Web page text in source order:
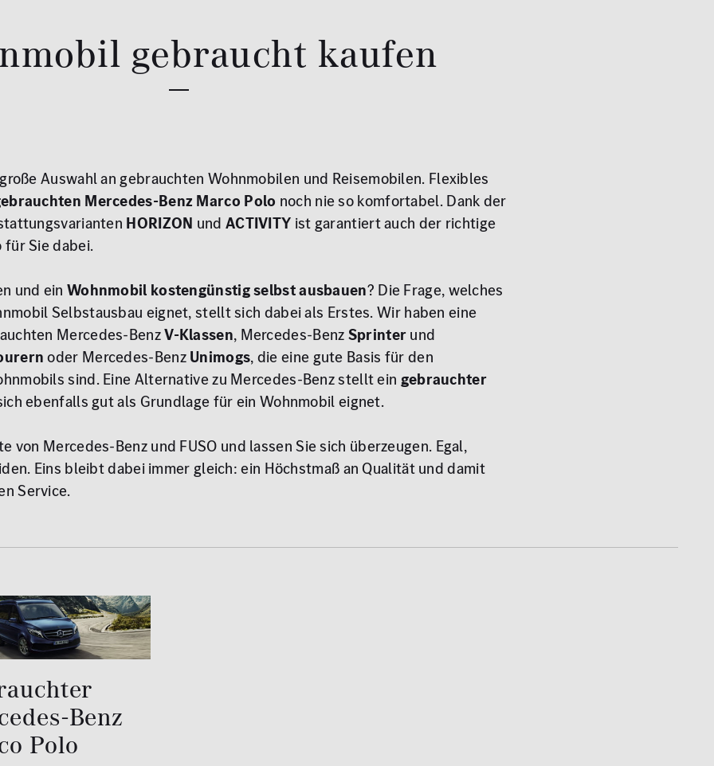
gebraucht kaufen
Auswahl an gebrauchten Wohnmobilen und Reisemobilen. Flexibles
Mercedes-Benz Marco Polo noch nie so komfortabel. Dank der
HORIZON und ACTIVITY ist garantiert auch der richtige
für Sie dabei.
und ein Wohnmobil kostengünstig selbst ausbauen? Die Frage, welches
Selbstausbau eignet, stellt sich dabei als Erstes. Wir haben eine
Mercedes-BenzV-Klassen, Mercedes-BenzSprinterund
oder Mercedes-BenzUnimogs, die eine gute Basis für den
sind. Eine Alternative zu Mercedes-Benz stellt ein gebrauchter
ebenfalls gut als Grundlage für ein Wohnmobil eignet.
von Mercedes-Benz und FUSO und lassen Sie sich überzeugen. Egal,
Eins bleibt dabei immer gleich: ein Höchstmaß an Qualität und damit
Service.
Benz
Polo